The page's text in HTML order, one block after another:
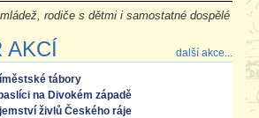
rodiče s dětmi i samostatné dospělé
AKCÍ další akce...
tábory
na Divokém západě
živlů Českého ráje